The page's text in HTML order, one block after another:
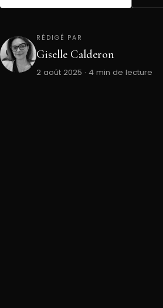
RÉDIGÉ PAR
Giselle Calderon
2 août 2025 · 4 min de lecture